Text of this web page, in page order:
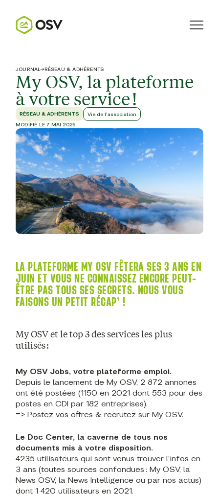
JOURNAL→RÉSEAU & ADHÉRENTS
My OSV, la plateforme
à votre service !
RÉSEAU & ADHÉRENTS
Vie de l'association
MODIFIÉ LE 7 MAI 2025
LA PLATEFORME MY OSV FÊTERA SES 3 ANS EN
JUIN ET VOUS NE CONNAISSEZ ENCORE PEUT-
ÊTRE PAS TOUS SES SECRETS. NOUS VOUS
FAISONS UN PETIT RÉCAP’ !
My OSV et le top 3 des services les plus
utilisés :
My OSV Jobs, votre plateforme emploi.
Depuis le lancement de My OSV, 2 872 annones
ont été postées (1150 en 2021 dont 553 pour des
postes en CDI par 182 entreprises).
=> Postez vos offres & recrutez sur My OSV.
Le Doc Center, la caverne de tous nos
documents mis à votre disposition.
4235 utilisateurs qui sont venus trouver l’infos en
3 ans (toutes sources confondues : My OSV, la
News OSV, la News Intelligence ou par nos actus)
dont 1 420 utilisateurs en 2021.